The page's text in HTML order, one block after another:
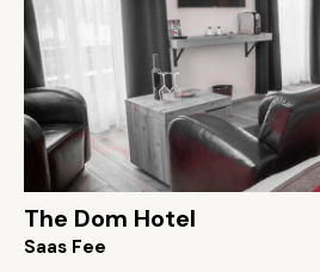
The Dom Hotel
Saas Fee